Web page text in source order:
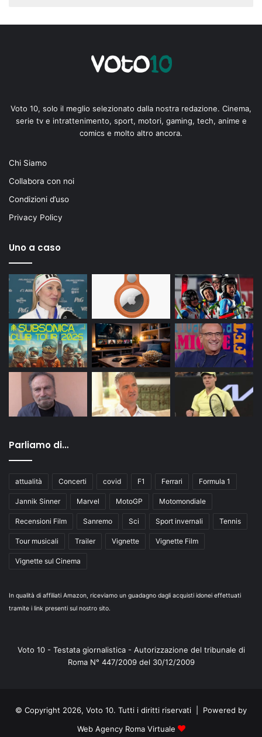
Voto 10, solo il meglio selezionato dalla nostra redazione. Cinema,
serie tv e intrattenimento, sport, motori, gaming, tech, anime e
comics e molto altro ancora.
Chi Siamo
Collabora con noi
Condizioni d’uso
Privacy Policy
Uno a caso
Parliamo di…
attualità Concerti covid F1 Ferrari Formula 1
Jannik Sinner Marvel MotoGP Motomondiale
Recensioni Film Sanremo Sci Sport invernali Tennis
Tour musicali Trailer Vignette Vignette Film
Vignette sul Cinema
In qualità di affiliati Amazon, riceviamo un guadagno dagli acquisti idonei effettuati
tramite i link presenti sul nostro sito.
Voto 10 - Testata giornalistica - Autorizzazione del tribunale di
Roma N° 447/2009 del 30/12/2009
© Copyright 2026, Voto 10. Tutti i diritti riservati | Powered by
Web Agency Roma Virtuale